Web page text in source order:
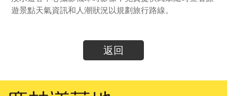
遊景點天氣資訊和人潮狀況以規劃旅行路線。
返回